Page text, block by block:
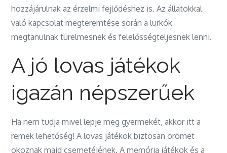
hozzájárulnak az érzelmi fejlődéshez is. Az állatokkal
való kapcsolat megteremtése során a lurkók
megtanulnak türelmesnek és felelősségteljesnek lenni.
A jó lovas játékok
igazán népszerűek
Ha nem tudja mivel lepje meg gyermekét, akkor itt a
remek lehetőség! A lovas játékok biztosan örömet
okoznak majd csemetéjének. A memória játékok és a